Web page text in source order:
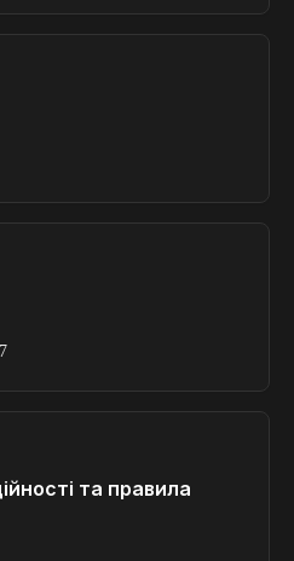
та правила